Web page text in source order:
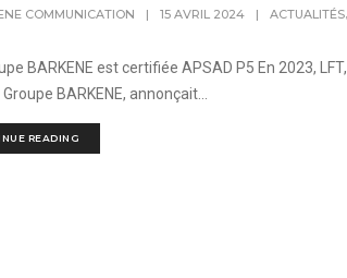
COMMUNICATION | 15 AVRIL 2024 | ACTUALITÉS
BARKENE est certifiée APSAD P5 En 2023, LFT,
BARKENE, annonçait...
READING